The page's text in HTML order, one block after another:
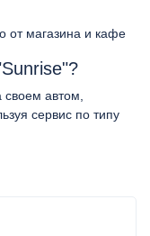
от магазина и кафе
своем автом,
сервис по типу